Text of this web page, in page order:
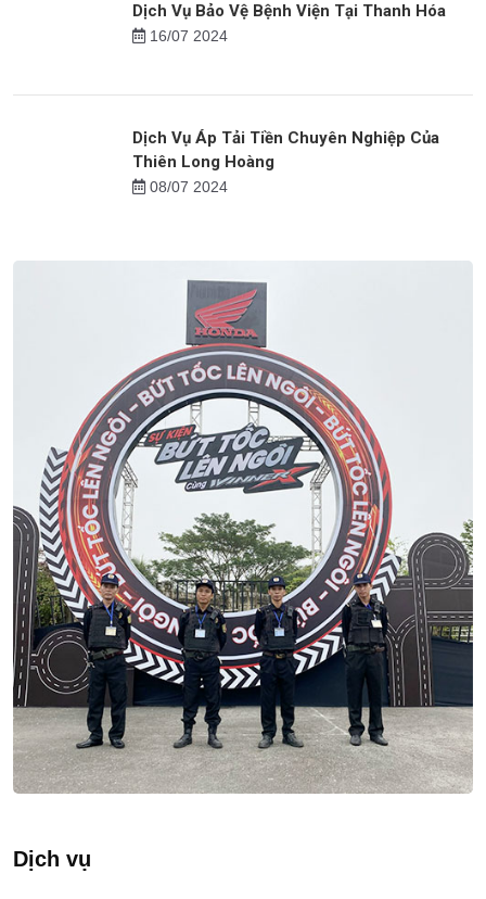
Dịch Vụ Bảo Vệ Bệnh Viện Tại Thanh Hóa
16/07 2024
Dịch Vụ Áp Tải Tiền Chuyên Nghiệp Của
Thiên Long Hoàng
08/07 2024
Dịch vụ